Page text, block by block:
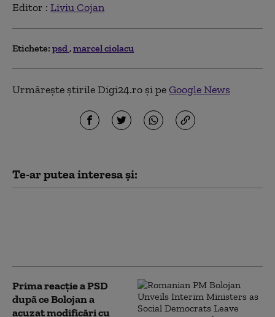
Editor : Liviu Cojan
Etichete: psd marcel ciolacu
Urmărește știrile Digi24.ro și peGoogle News
Te-ar putea interesa și:
Prima reacție a PSD
după ce Bolojan a
acuzat modificări cu